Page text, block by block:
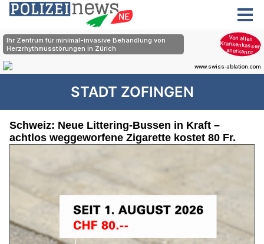
STADT ZOFINGEN
Schweiz: Neue Littering-Bussen in Kraft –
achtlos weggeworfene Zigarette kostet 80 Fr.